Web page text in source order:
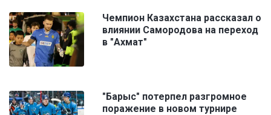
Чемпион Казахстана рассказал о
влиянии Самородова на переход
в "Ахмат"
"Барыс" потерпел разгромное
поражение в новом турнире